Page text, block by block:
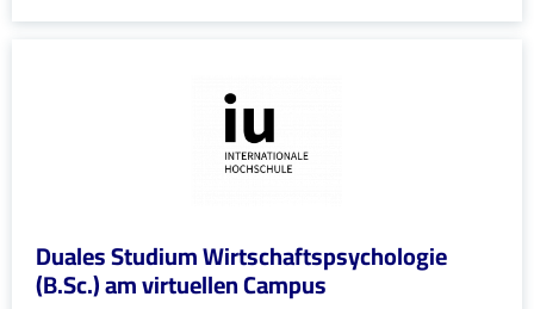
Duales Studium Wirtschaftspsychologie
(B.Sc.) am virtuellen Campus